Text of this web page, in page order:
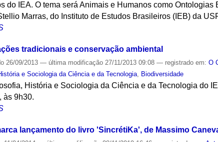
do IEA. O tema será Animais e Humanos como Ontologias
Marras, do Instituto de Estudos Brasileiros (IEB) da
tradicionais e conservação ambiental
26/09/2013— última modificação 27/11/2013 09:08— registrado em:O
e Sociologia da Ciência e da Tecnologia
Biodiversidade
História e Sociologia da Ciência e da Tecnologia do
às 9h30.
lançamento do livro 'SincrétiKa', de Massimo